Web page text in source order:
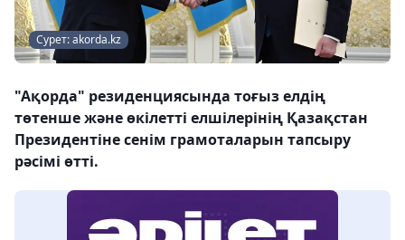
Сурет: akorda.kz
"Ақорда" резиденциясында тоғыз елдің
төтенше және өкілетті елшілерінің Қазақстан
Президентіне сенім грамоталарын тапсыру
рәсімі өтті.